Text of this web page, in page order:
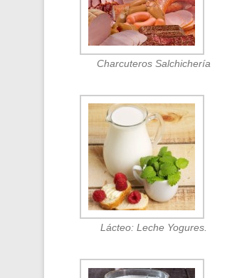
Charcuteros Salchichería
Lácteo: Leche Yogures.